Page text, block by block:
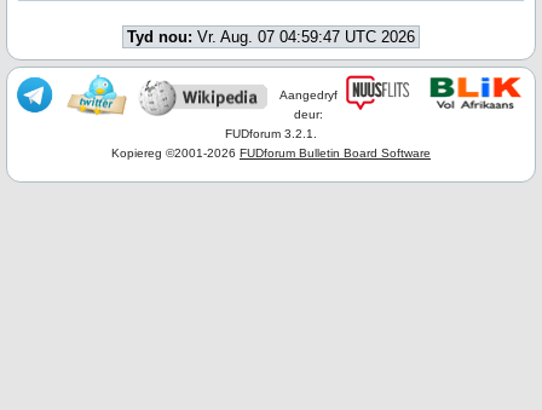
Tyd nou: Vr. Aug. 07 04:59:47 UTC 2026
Aangedryf
deur:
FUDforum 3.2.1.
Kopiereg ©2001-2026 FUDforum Bulletin Board Software